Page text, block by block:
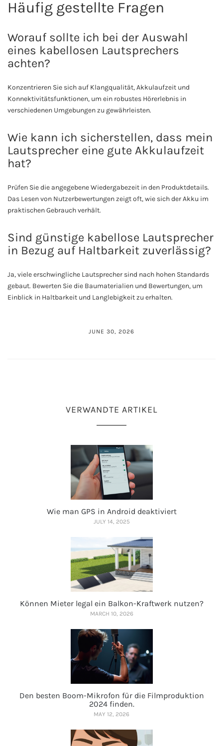
Häufig gestellte Fragen
Worauf sollte ich bei der Auswahl
eines kabellosen Lautsprechers
achten?
Konzentrieren Sie sich auf Klangqualität, Akkulaufzeit und
Konnektivitätsfunktionen, um ein robustes Hörerlebnis in
verschiedenen Umgebungen zu gewährleisten.
Wie kann ich sicherstellen, dass mein
Lautsprecher eine gute Akkulaufzeit
hat?
Prüfen Sie die angegebene Wiedergabezeit in den Produktdetails.
Das Lesen von Nutzerbewertungen zeigt oft, wie sich der Akku im
praktischen Gebrauch verhält.
Sind günstige kabellose Lautsprecher
in Bezug auf Haltbarkeit zuverlässig?
Ja, viele erschwingliche Lautsprecher sind nach hohen Standards
gebaut. Bewerten Sie die Baumaterialien und Bewertungen, um
Einblick in Haltbarkeit und Langlebigkeit zu erhalten.
JUNE 30, 2026
VERWANDTE ARTIKEL
Wie man GPS in Android deaktiviert
JULY 14, 2025
Können Mieter legal ein Balkon-Kraftwerk nutzen?
MARCH 10, 2026
Den besten Boom-Mikrofon für die Filmproduktion
2024 finden.
MAY 12, 2026